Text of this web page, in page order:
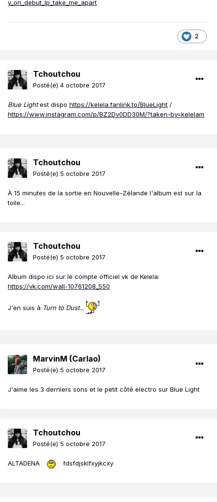
y_on_debut_lp_take_me_apart
2
Tchoutchou
Posté(e) 4 octobre 2017
Blue Lightest dispo https://kelela.fanlink.to/BlueLight /
https://www.instagram.com/p/BZ2Dv0DD30M/?taken-by=kelelam
Tchoutchou
Posté(e) 5 octobre 2017
À 15 minutes de la sortie en Nouvelle-Zélande l'album est sur la
toile...
Tchoutchou
Posté(e) 5 octobre 2017
Album dispo ici sur le compte officiel vk de Kelela:
https://vk.com/wall-10761208_550
J'en suis à Turn to Dust...
MarvinM (Carlao)
Posté(e) 5 octobre 2017
J'aime les 3 derniers sons et le petit côté electro sur Blue Light
Tchoutchou
Posté(e) 5 octobre 2017
ALTADENA fdsfdjsklfxyjkcxy